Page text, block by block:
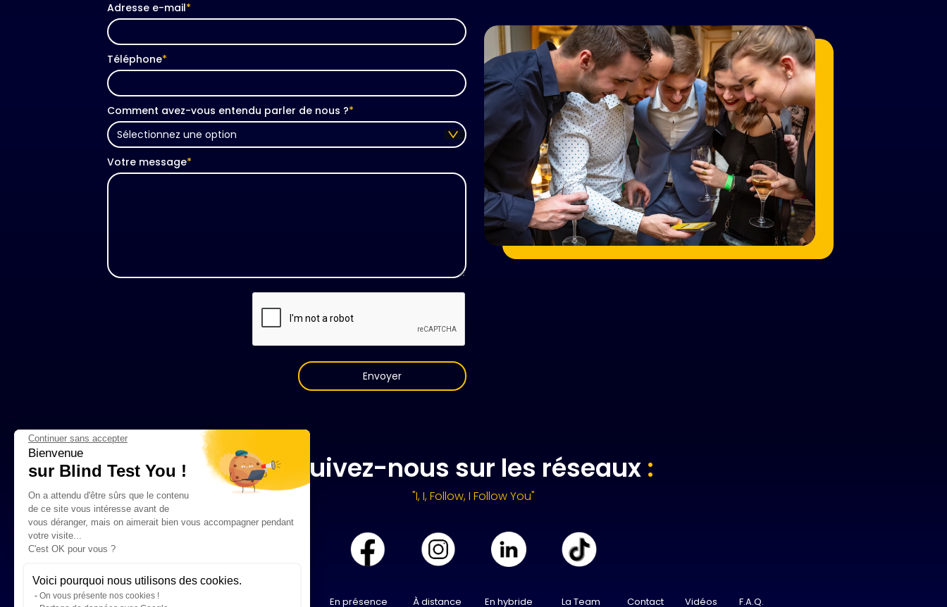
Continuer sans accepter
Bienvenue
sur Blind Test You !
On a attendu d'être sûrs que le contenu
de ce site vous intéresse avant de
vous déranger, mais on aimerait bien vous accompagner pendant
votre visite...
C'est OK pour vous ?
Voici pourquoi nous utilisons des cookies.
On vous présente nos cookies !
Adresse e-mail*
Téléphone*
Comment avez-vous entendu parler de nous ?*
Votre message*
Suivez-nous sur les réseaux :
"I, I, Follow, I Follow You"
En présence À distance En hybride La Team Contact Vidéos F.A.Q.